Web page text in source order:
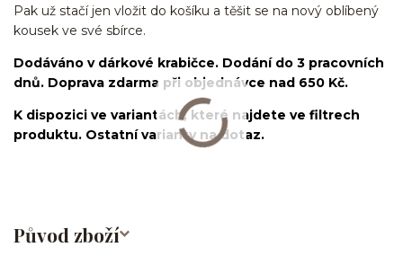
Pak už stačí jen vložit do košíku a těšit se na nový oblíbený
kousek ve své sbírce.
Dodáváno v dárkové krabičce. Dodání do 3 pracovních
dnů. Doprava zdarma při objednávce nad 650 Kč.
K dispozici ve variantách, které najdete ve filtrech
produktu. Ostatní varianty na dotaz.
Původ zboží